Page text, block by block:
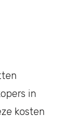
in
kosten